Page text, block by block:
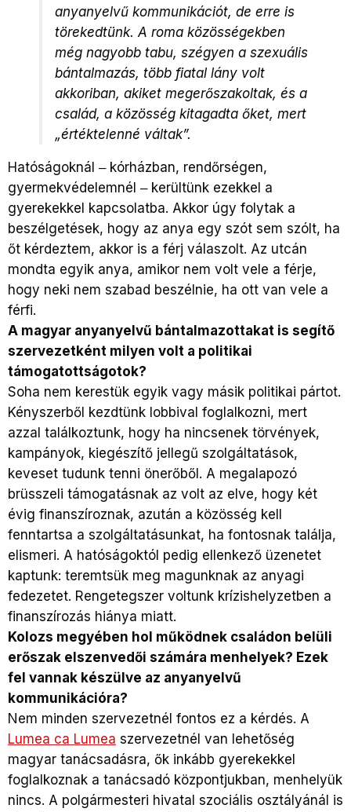
anyanyelvű kommunikációt, de erre is
törekedtünk. A roma közösségekben
még nagyobb tabu, szégyen a szexuális
bántalmazás, több fiatal lány volt
akkoriban, akiket megerőszakoltak, és a
család, a közösség kitagadta őket, mert
„értéktelenné váltak”.
Hatóságoknál ‒ kórházban, rendőrségen,
gyermekvédelemnél ‒ kerültünk ezekkel a
gyerekekkel kapcsolatba. Akkor úgy folytak a
beszélgetések, hogy az anya egy szót sem szólt, ha
őt kérdeztem, akkor is a férj válaszolt. Az utcán
mondta egyik anya, amikor nem volt vele a férje,
hogy neki nem szabad beszélnie, ha ott van vele a
férfi.
A magyar anyanyelvű bántalmazottakat is segítő
szervezetként milyen volt a politikai
támogatottságotok?
Soha nem kerestük egyik vagy másik politikai pártot.
Kényszerből kezdtünk lobbival foglalkozni, mert
azzal találkoztunk, hogy ha nincsenek törvények,
kampányok, kiegészítő jellegű szolgáltatások,
keveset tudunk tenni önerőből. A megalapozó
brüsszeli támogatásnak az volt az elve, hogy két
évig finanszíroznak, azután a közösség kell
fenntartsa a szolgáltatásunkat, ha fontosnak találja,
elismeri. A hatóságoktól pedig ellenkező üzenetet
kaptunk: teremtsük meg magunknak az anyagi
fedezetet. Rengetegszer voltunk krízishelyzetben a
finanszírozás hiánya miatt.
Kolozs megyében hol működnek családon belüli
erőszak elszenvedői számára menhelyek? Ezek
fel vannak készülve az anyanyelvű
kommunikációra?
Nem minden szervezetnél fontos ez a kérdés. A
Lumea ca Lumea szervezetnél van lehetőség
magyar tanácsadásra, ők inkább gyerekekkel
foglalkoznak a tanácsadó központjukban, menhelyük
nincs. A polgármesteri hivatal szociális osztályánál is